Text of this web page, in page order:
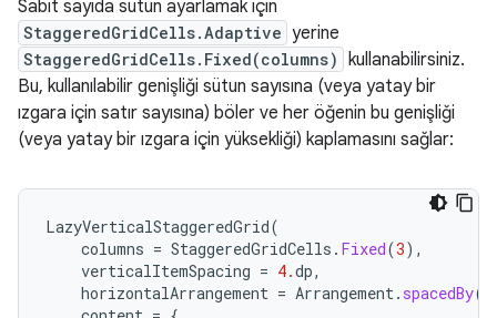
Sabit sayıda sütun ayarlamak için
StaggeredGridCells.Adaptive yerine
StaggeredGridCells.Fixed(columns) kullanabilirsiniz.
Bu, kullanılabilir genişliği sütun sayısına (veya yatay bir
ızgara için satır sayısına) böler ve her öğenin bu genişliği
(veya yatay bir ızgara için yüksekliği) kaplamasını sağlar:
LazyVerticalStaggeredGrid(
columns = StaggeredGridCells . Fixed(3),
verticalItemSpacing = 4.dp,
horizontalArrangement = Arrangement. spacedBy(